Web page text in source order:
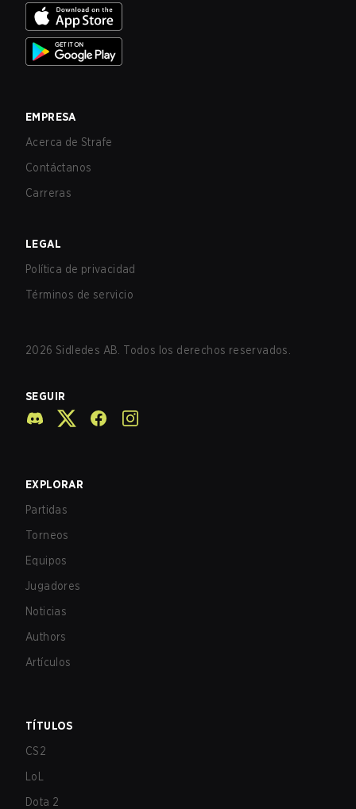
EMPRESA
Acerca de Strafe
Contáctanos
Carreras
LEGAL
Política de privacidad
Términos de servicio
2026 Sidledes AB. Todos los derechos reservados.
SEGUIR
EXPLORAR
Partidas
Torneos
Equipos
Jugadores
Noticias
Authors
Artículos
TÍTULOS
CS2
LoL
Dota 2